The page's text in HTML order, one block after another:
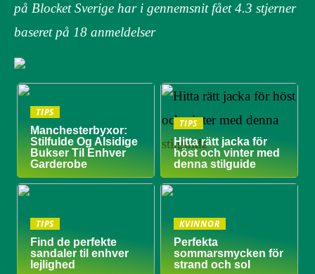
på Blocket Sverige har i gennemsnit fået4.3 stjerner
baseret på 18 anmeldelser
TIPS
Manchesterbyxor:
Stilfulde Og Alsidige
Bukser Til Enhver
Garderobe
TIPS
Hitta rätt jacka för
höst och vinter med
denna stilguide
TIPS
Find de perfekte
sandaler til enhver
lejlighed
KVINNOR
Perfekta
sommarsmycken för
strand och sol